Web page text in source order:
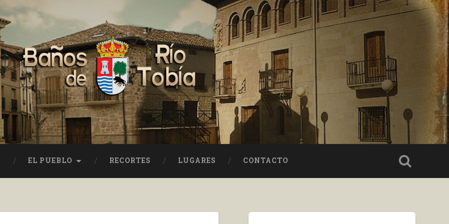
EL PUEBLO RECORTES LUGARES CONTACTO